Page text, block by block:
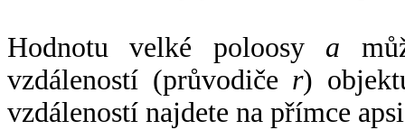
Hodnotu velké poloosy a
vzdáleností (průvodiče r)
vzdáleností najdete na přímce